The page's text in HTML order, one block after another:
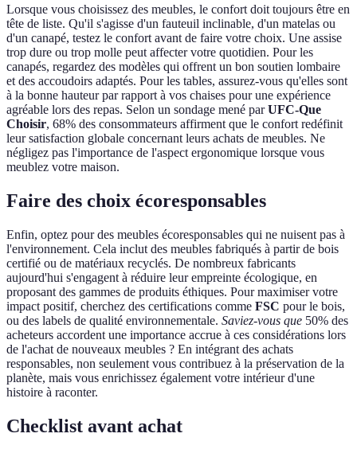
Lorsque vous choisissez des meubles, le confort doit toujours être en
tête de liste. Qu'il s'agisse d'un fauteuil inclinable, d'un matelas ou
d'un canapé, testez le confort avant de faire votre choix. Une assise
trop dure ou trop molle peut affecter votre quotidien. Pour les
canapés, regardez des modèles qui offrent un bon soutien lombaire
et des accoudoirs adaptés. Pour les tables, assurez-vous qu'elles sont
à la bonne hauteur par rapport à vos chaises pour une expérience
agréable lors des repas. Selon un sondage mené parUFC-Que
Choisir, 68% des consommateurs affirment que le confort redéfinit
leur satisfaction globale concernant leurs achats de meubles. Ne
négligez pas l'importance de l'aspect ergonomique lorsque vous
meublez votre maison.
Faire des choix écoresponsables
Enfin, optez pour des meubles écoresponsables qui ne nuisent pas à
l'environnement. Cela inclut des meubles fabriqués à partir de bois
certifié ou de matériaux recyclés. De nombreux fabricants
aujourd'hui s'engagent à réduire leur empreinte écologique, en
proposant des gammes de produits éthiques. Pour maximiser votre
impact positif, cherchez des certifications comme FSC pour le bois,
ou des labels de qualité environnementale. Saviez-vous que 50% des
acheteurs accordent une importance accrue à ces considérations lors
de l'achat de nouveaux meubles ? En intégrant des achats
responsables, non seulement vous contribuez à la préservation de la
planète, mais vous enrichissez également votre intérieur d'une
histoire à raconter.
Checklist avant achat